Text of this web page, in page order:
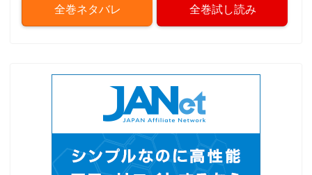
全巻ネタバレ 全巻試し読み